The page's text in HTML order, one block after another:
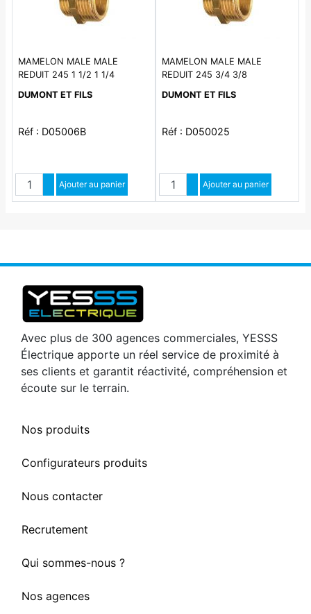
MAMELON MALE MALE
REDUIT 245 1 1/2 1 1/4
DUMONT ET FILS
Réf : D05006B
QuantitéAugmenter quantité
Diminuer quantité
Ajouter au panier
MAMELON MALE MALE
REDUIT 245 3/4 3/8
DUMONT ET FILS
Réf : D050025
QuantitéAugmenter quantité
Diminuer quantité
Ajouter au panier
Avec plus de 300 agences commerciales, YESSS
Électrique apporte un réel service de proximité à
ses clients et garantit réactivité, compréhension et
écoute sur le terrain.
Nos produits
Configurateurs produits
Nous contacter
Recrutement
Qui sommes-nous ?
Nos agences